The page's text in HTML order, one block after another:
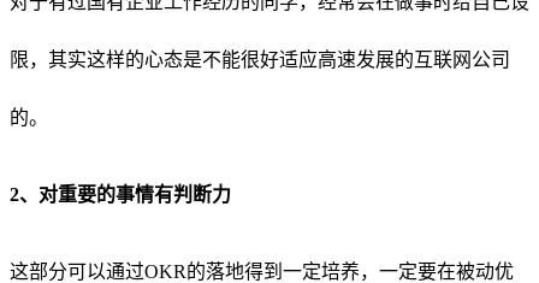
限，其实这样的心态是不能很好适应高速发展的互联网公司
的。
2、对重要的事情有判断力
这部分可以通过OKR的落地得到一定培养，一定要在被动优